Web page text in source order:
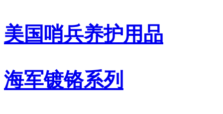
美国哨兵养护用品
海军镀铬系列